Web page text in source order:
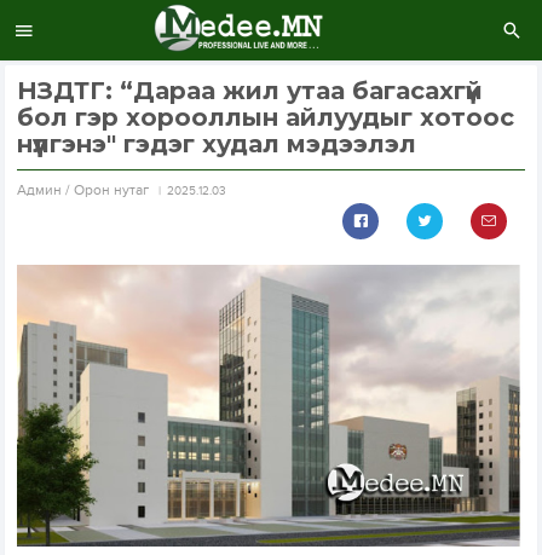
НЗДТГ: “Дараа жил утаа багасахгүй
бол гэр хорооллын айлуудыг хотоос
нүүлгэнэ" гэдэг худал мэдээлэл
Aдмин / Орон нутаг 2025.12.03